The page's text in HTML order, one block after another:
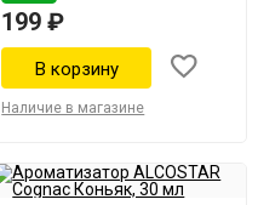
199 ₽
Наличие в магазине